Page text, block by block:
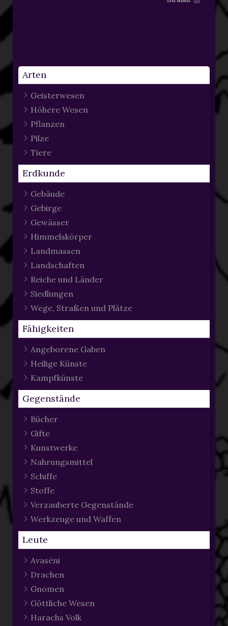
Arten
Geisterwesen
Höhere Wesen
Pflanzen
Pilze
Tiere
Erdkunde
Gebäude
Gebirge
Gewässer
Himmelskörper
Landmassen
Landschaften
Reiche und Länder
Siedlungen
Wege, Straßen und Plätze
Fähigkeiten
Angeborene Gaben
Heilige Künste
Kampfkünste
Gegenstände
Bücher
Gifte
Kunstwerke
Nahrungsmittel
Schiffe
Stoffe
Verzauberte Gegenstände
Werkzeuge und Waffen
Leute
Avaséni
Drachen
Gnomen
Göttliche Wesen
Harachs Volk